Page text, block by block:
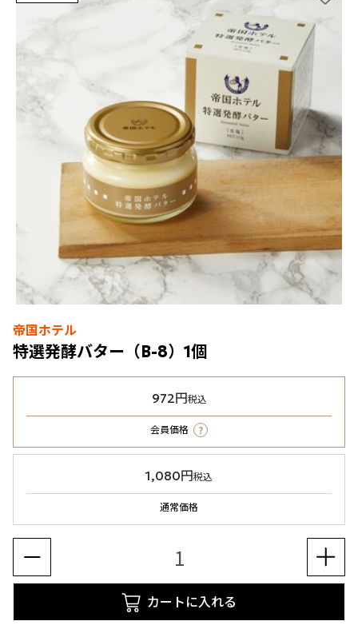
帝国ホテル
特選発酵バター（B-8）1個
972円税込
会員価格 ?
1,080円税込
通常価格
カートに入れる